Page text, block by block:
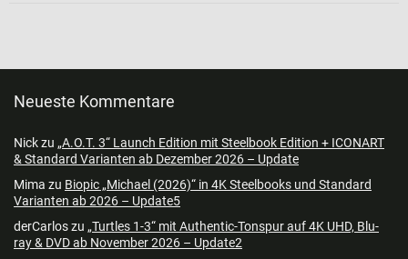
Neueste Kommentare
Nickzu „A.O.T. 3“ Launch Edition mit Steelbook Edition + ICONART
& Standard Varianten ab Dezember 2026 – Update
Mima zu Biopic „Michael (2026)“ in 4K Steelbooks und Standard
Varianten ab 2026 – Update5
derCarloszu „Turtles 1-3“ mit Authentic-Tonspur auf 4K UHD, Blu-
ray & DVD ab November 2026 – Update2